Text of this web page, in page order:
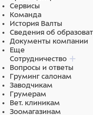
Сервисы
Команда
История Валты
Сведения об
Документы компании
Еще
Сотрудничество
Вопросы и ответы
Груминг салонам
Заводчикам
Грумерам
Вет. клиникам
Зоомагазинам